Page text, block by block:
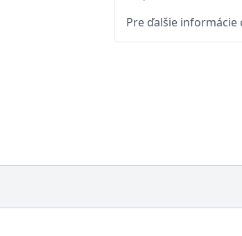
Pre ďalšie informácie